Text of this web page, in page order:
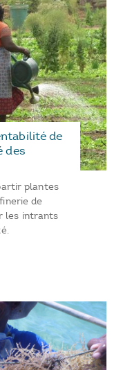
de
des
plantes
de
les intrants